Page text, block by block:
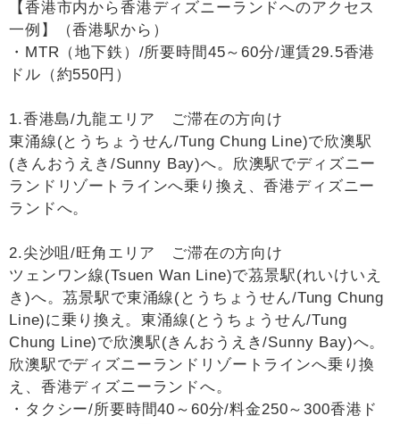
【香港市内から香港ディズニーランドへのアクセス
一例】（香港駅から）
・MTR（地下鉄）/所要時間45～60分/運賃29.5香港
ドル（約550円）
1.香港島/九龍エリア ご滞在の方向け
東涌線(とうちょうせん/Tung Chung Line)で欣澳駅
(きんおうえき/Sunny Bay)へ。欣澳駅でディズニー
ランドリゾートラインへ乗り換え、香港ディズニー
ランドへ。
2.尖沙咀/旺角エリア ご滞在の方向け
ツェンワン線(Tsuen Wan Line)で茘景駅(れいけいえ
き)へ。茘景駅で東涌線(とうちょうせん/Tung Chung
Line)に乗り換え。東涌線(とうちょうせん/Tung
Chung Line)で欣澳駅(きんおうえき/Sunny Bay)へ。
欣澳駅でディズニーランドリゾートラインへ乗り換
え、香港ディズニーランドへ。
・タクシー/所要時間40～60分/料金250～300香港ド